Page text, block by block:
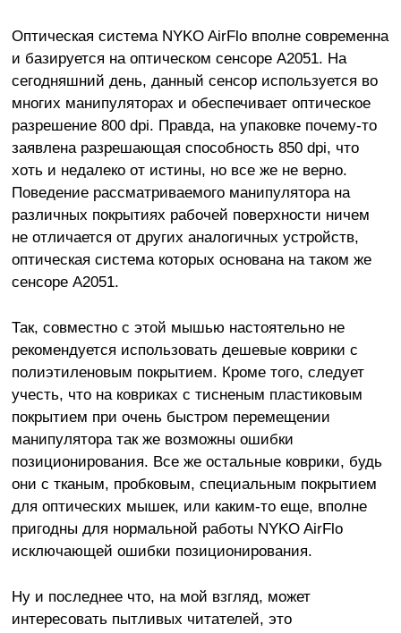
Оптическая система NYKO AirFlo вполне современна
и базируется на оптическом сенсоре A2051. На
сегодняшний день, данный сенсор используется во
многих манипуляторах и обеспечивает оптическое
разрешение 800 dpi. Правда, на упаковке почему-то
заявлена разрешающая способность 850 dpi, что
хоть и недалеко от истины, но все же не верно.
Поведение рассматриваемого манипулятора на
различных покрытиях рабочей поверхности ничем
не отличается от других аналогичных устройств,
оптическая система которых основана на таком же
сенсоре A2051.
Так, совместно с этой мышью настоятельно не
рекомендуется использовать дешевые коврики с
полиэтиленовым покрытием. Кроме того, следует
учесть, что на ковриках с тисненым пластиковым
покрытием при очень быстром перемещении
манипулятора так же возможны ошибки
позиционирования. Все же остальные коврики, будь
они с тканым, пробковым, специальным покрытием
для оптических мышек, или каким-то еще, вполне
пригодны для нормальной работы NYKO AirFlo
исключающей ошибки позиционирования.
Ну и последнее что, на мой взгляд, может
интересовать пытливых читателей, это